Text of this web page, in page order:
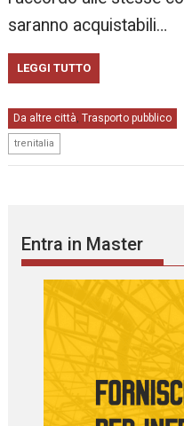
saranno acquistabili…
LEGGI TUTTO
Da altre città, Trasporto pubblico
trenitalia
Entra in Master